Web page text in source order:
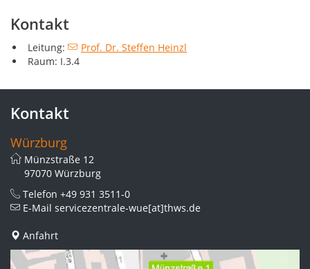
Kontakt
Leitung:
Prof. Dr. Steffen Heinzl
Raum: I.3.4
Kontakt
Würzburg
Münzstraße 12
97070 Würzburg
Telefon +49 931 3511-0
E-Mail servicezentrale-wue[at]thws.de
Anfahrt